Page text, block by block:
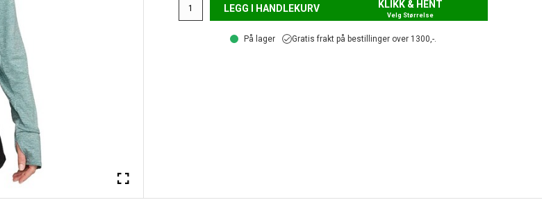
LEGG I HANDLEKURV KLIKK & HENT
Velg Størrelse
På lager Gratis frakt på bestillinger over 1300,-.